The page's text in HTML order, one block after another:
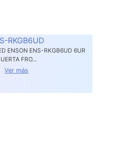
RKGB6UD
ENSON ENS-RKGB6UD 6UR
FRO...
Ver más